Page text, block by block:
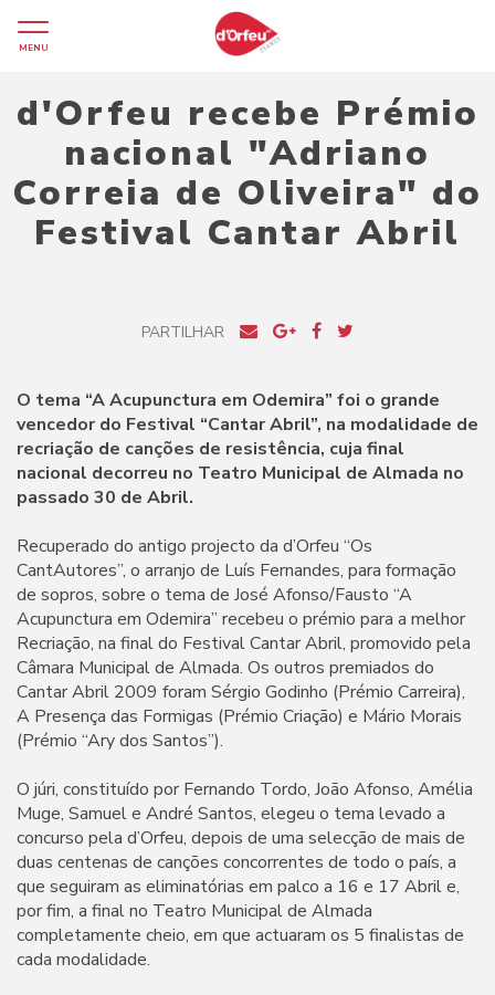
MENU
d'Orfeu recebe Prémio
nacional "Adriano
Correia de Oliveira" do
Festival Cantar Abril
PARTILHAR
O tema “A Acupunctura em Odemira” foi o grande
vencedor do Festival “Cantar Abril”, na modalidade de
recriação de canções de resistência, cuja final
nacional decorreu no Teatro Municipal de Almada no
passado 30 de Abril.
Recuperado do antigo projecto da d’Orfeu “Os
CantAutores”, o arranjo de Luís Fernandes, para formação
de sopros, sobre o tema de José Afonso/Fausto “A
Acupunctura em Odemira” recebeu o prémio para a melhor
Recriação, na final do Festival Cantar Abril, promovido pela
Câmara Municipal de Almada. Os outros premiados do
Cantar Abril 2009 foram Sérgio Godinho (Prémio Carreira),
A Presença das Formigas (Prémio Criação) e Mário Morais
(Prémio “Ary dos Santos”).
O júri, constituído por Fernando Tordo, João Afonso, Amélia
Muge, Samuel e André Santos, elegeu o tema levado a
concurso pela d’Orfeu, depois de uma selecção de mais de
duas centenas de canções concorrentes de todo o país, a
que seguiram as eliminatórias em palco a 16 e 17 Abril e,
por fim, a final no Teatro Municipal de Almada
completamente cheio, em que actuaram os 5 finalistas de
cada modalidade.